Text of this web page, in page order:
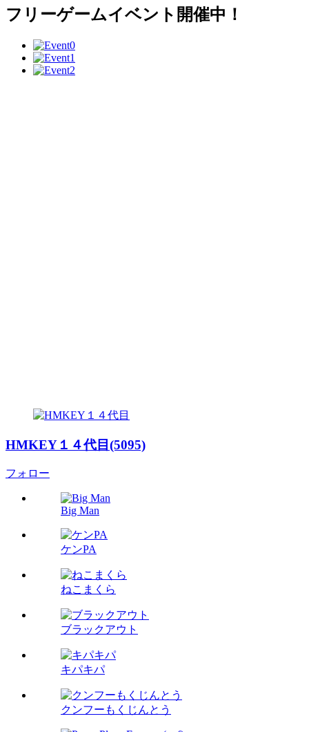
フリーゲームイベント開催中！
HMKEY１４代目(5095)
フォロー
Big Man
ケンPA
ねこまくら
ブラックアウト
キパキパ
クンフーもくじんとう